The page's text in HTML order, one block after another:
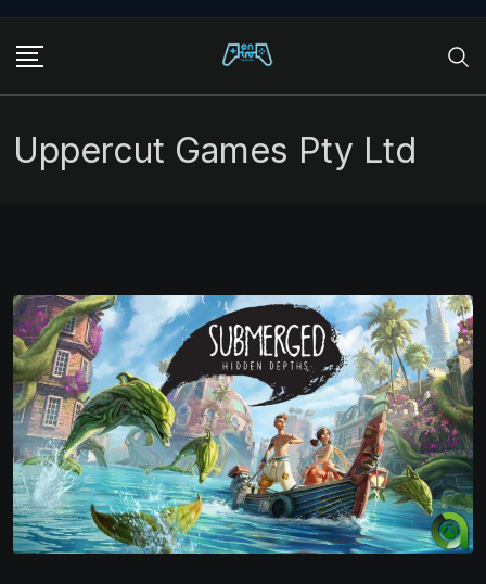
content
Uppercut Games Pty Ltd